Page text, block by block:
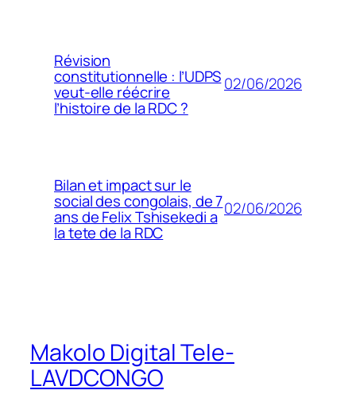
Révision
constitutionnelle : l’UDPS
veut-elle réécrire
l’histoire de la RDC ?
02/06/2026
Bilan et impact sur le
social des congolais, de 7
ans de Felix Tshisekedi a
la tete de la RDC
02/06/2026
Makolo Digital Tele-
LAVDCONGO